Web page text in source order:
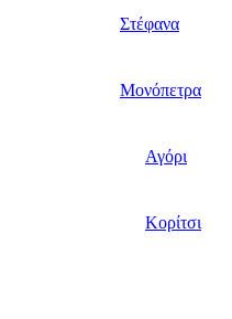
Στέφανα
Μονόπετρα
Αγόρι
Κορίτσι